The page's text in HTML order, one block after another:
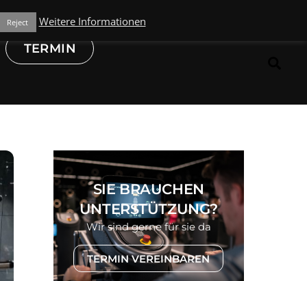
TERMIN
SIE BRAUCHEN
UNTERSTÜTZUNG?
Wir sind gerne für sie da
TERMIN VEREINBAREN
Reject Weitere Informationen